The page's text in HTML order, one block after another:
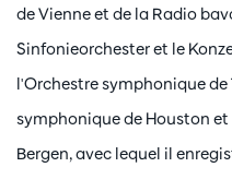
de Vienne et de la Radio
Sinfonieorchester et le
l'Orchestre symphonique
symphonique de Houston
Bergen, avec lequel il